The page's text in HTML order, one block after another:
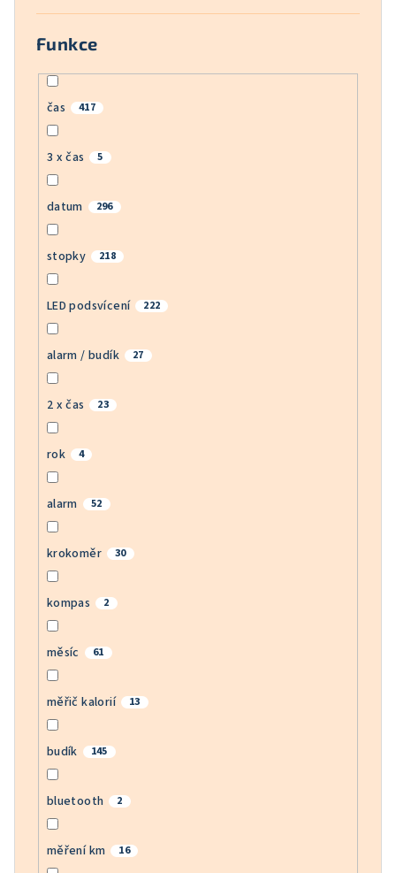
Funkce
čas 417
3 x čas 5
datum 296
stopky 218
LED podsvícení 222
alarm / budík 27
2 x čas 23
rok 4
alarm 52
krokoměr 30
kompas 2
měsíc 61
měřič kalorií 13
budík 145
bluetooth 2
měření km 16